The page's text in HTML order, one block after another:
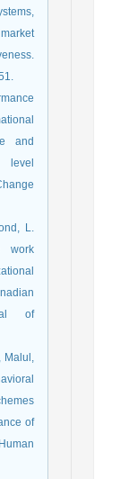
and
level
L.
work
of
Malul,
of